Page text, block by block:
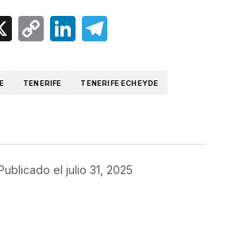
X
CopyLinkedIn
TENERIFE TENERIFE ECHEYDE
el julio 31, 2025